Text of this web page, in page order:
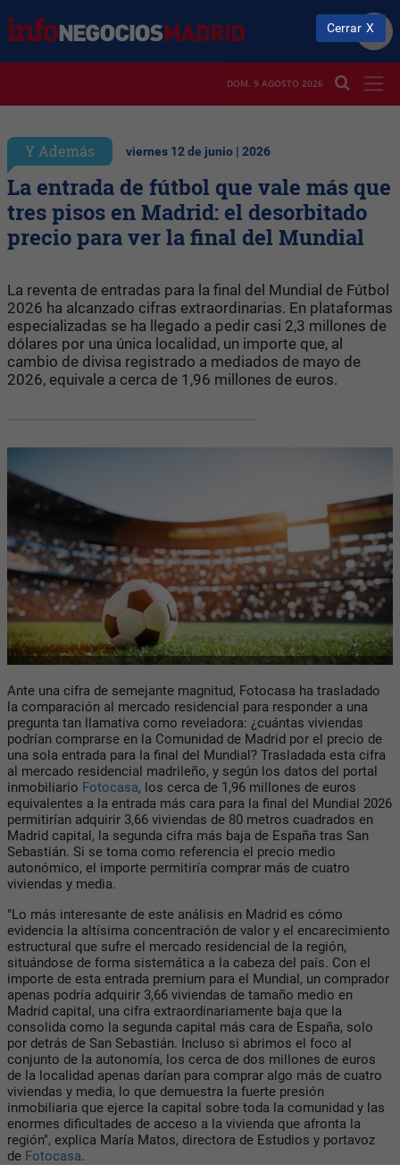
DOM. 9 AGOSTO 2026
Y Además viernes 12 de junio | 2026
La entrada de fútbol que vale más que
tres pisos en Madrid: el desorbitado
precio para ver la final del Mundial
La reventa de entradas para la final del Mundial de Fútbol
2026 ha alcanzado cifras extraordinarias. En plataformas
especializadas se ha llegado a pedir casi 2,3 millones de
dólares por una única localidad, un importe que, al
cambio de divisa registrado a mediados de mayo de
2026, equivale a cerca de 1,96 millones de euros.
Ante una cifra de semejante magnitud, Fotocasa ha trasladado
la comparación al mercado residencial para responder a una
pregunta tan llamativa como reveladora: ¿cuántas viviendas
podrían comprarse en la Comunidad de Madrid por el precio de
una sola entrada para la final del Mundial? Trasladada esta cifra
al mercado residencial madrileño, y según los datos del portal
inmobiliario Fotocasa, los cerca de 1,96 millones de euros
equivalentes a la entrada más cara para la final del Mundial 2026
permitirían adquirir 3,66 viviendas de 80 metros cuadrados en
Madrid capital, la segunda cifra más baja de España tras San
Sebastián. Si se toma como referencia el precio medio
autonómico, el importe permitiría comprar más de cuatro
viviendas y media.
"Lo más interesante de este análisis en Madrid es cómo
evidencia la altísima concentración de valor y el encarecimiento
estructural que sufre el mercado residencial de la región,
situándose de forma sistemática a la cabeza del país. Con el
importe de esta entrada premium para el Mundial, un comprador
apenas podría adquirir 3,66 viviendas de tamaño medio en
Madrid capital, una cifra extraordinariamente baja que la
consolida como la segunda capital más cara de España, solo
por detrás de San Sebastián. Incluso si abrimos el foco al
conjunto de la autonomía, los cerca de dos millones de euros
de la localidad apenas darían para comprar algo más de cuatro
viviendas y media, lo que demuestra la fuerte presión
inmobiliaria que ejerce la capital sobre toda la comunidad y las
enormes dificultades de acceso a la vivienda que afronta la
región", explica María Matos, directora de Estudios y portavoz
de Fotocasa.
Cerrar